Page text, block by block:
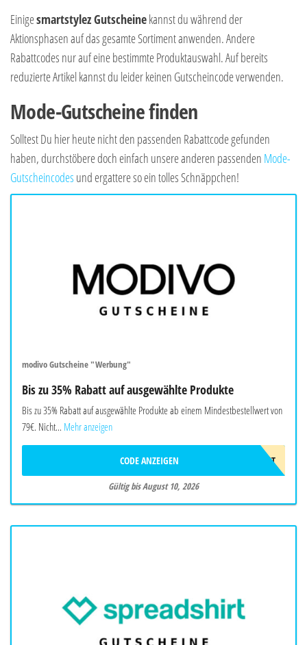
Einigesmartstylez Gutscheinekannst du während der
Aktionsphasen auf das gesamte Sortiment anwenden. Andere
Rabattcodes nur auf eine bestimmte Produktauswahl. Auf bereits
reduzierte Artikel kannst du leider keinen Gutscheincode verwenden.
Mode-Gutscheine finden
Solltest Du hier heute nicht den passenden Rabattcode gefunden
haben, durchstöbere doch einfach unsere anderen passenden Mode-
Gutscheincodes und ergattere so ein tolles Schnäppchen!
modivo Gutscheine "Werbung"
Bis zu 35% Rabatt auf ausgewählte Produkte
Bis zu 35% Rabatt auf ausgewählte Produkte ab einem Mindestbestellwert von
79€. Nicht... Mehr anzeigen
LAST
CODE ANZEIGEN
Gültig bis August 10, 2026